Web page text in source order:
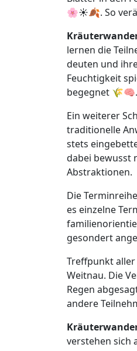
🌸☀️🍂. So
lernen die
deuten und
Feuchtigkeit
begegnet 🌾🧠.
Ein weiterer
traditionelle
stets
dabei bewusst
Abstraktionen.
Die
es einzelne
gesondert
Treffpunkt
Weitnau. Die
Regen
andere
verstehen sich